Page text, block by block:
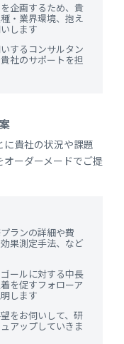
企画するため、貴
・業界環境、抱え
します
するコンサルタン
社のサポートを担
に貴社の状況や課題
ーダーメードでご提
ランの詳細や費
果測定手法、など
ールに対する中長
を促すフォローア
します
をお伺いして、研
アップしていきま